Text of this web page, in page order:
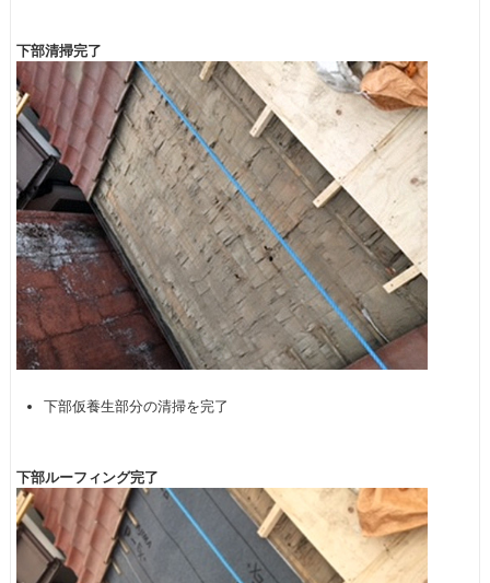
下部清掃完了
下部仮養生部分の清掃を完了
下部ルーフィング完了